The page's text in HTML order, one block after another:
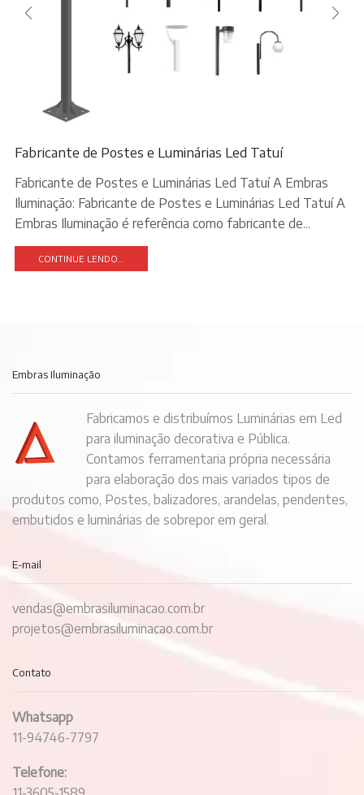
Fabricante de Postes e Luminárias Led Tatuí
Fabricante de Postes e Luminárias Led Tatuí A Embras
Iluminação: Fabricante de Postes e Luminárias Led Tatuí A
Embras Iluminação é referência como fabricante de...
CONTINUE LENDO...
Embras Iluminação
Fabricamos e distribuímos Luminárias em Led
para iluminação decorativa e Pública.
Contamos ferramentaria própria necessária
para elaboração dos mais variados tipos de
produtos como, Postes, balizadores, arandelas, pendentes,
embutidos e luminárias de sobrepor em geral.
E-mail
vendas@embrasiluminacao.com.br
projetos@embrasiluminacao.com.br
Contato
Whatsapp
11-94746-7797
Telefone: